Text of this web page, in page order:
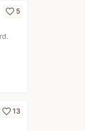
favorite_border 5
favorite_border13